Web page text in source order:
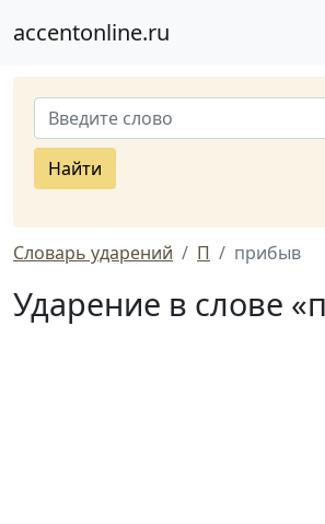
accentonline.ru
Найти
Словарь ударений П прибыв
Ударение в слове